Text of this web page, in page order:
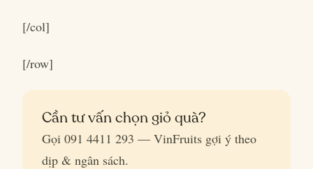
[/col]
[/row]
Cần tư vấn chọn giỏ quà?
Gọi 091 4411 293 — VinFruits gợi ý theo
dịp & ngân sách.